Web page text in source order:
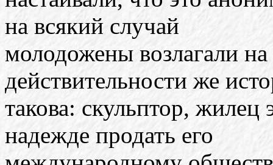
на всякий случай
молодожены возлагали
действительности же
такова: скульптор, жилец
надежде продать его